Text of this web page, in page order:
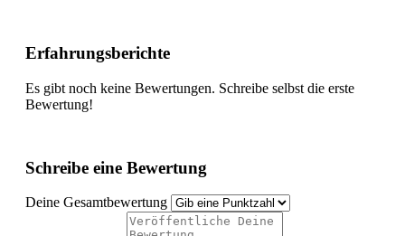
Erfahrungsberichte
Es gibt noch keine Bewertungen. Schreibe selbst die erste
Bewertung!
Schreibe eine Bewertung
Deine Gesamtbewertung